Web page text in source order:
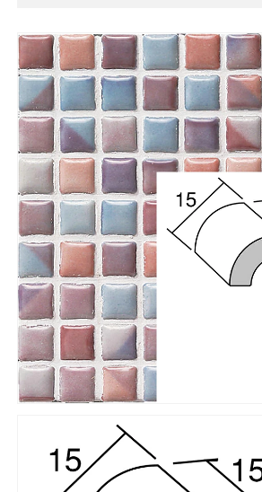
コ
ス
ミ
オ
ン
外
竹
割
[紙
貼
り]
COS-
TW-
1501［シ
ー
ト］
の
数
減
コ
ス
ミ
オ
ン
外
竹
割
[紙
貼
り]
COS-
TW-
1501［シ
ー
ト］
の
数
を
や